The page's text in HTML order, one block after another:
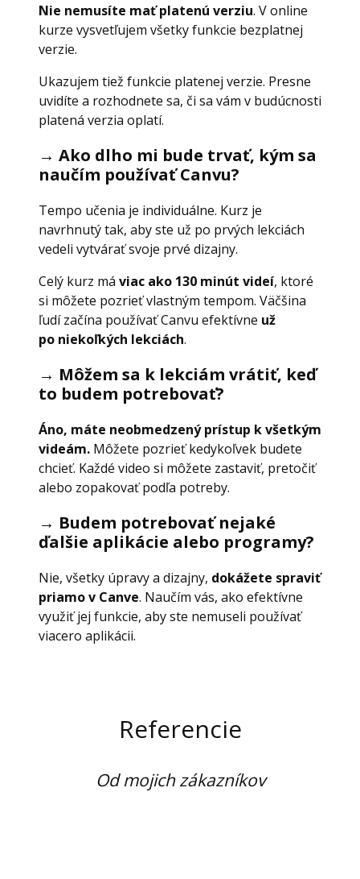
Nie nemusíte mať platenú verziu. V online
kurze vysvetľujem všetky funkcie bezplatnej
verzie.
Ukazujem tiež funkcie platenej verzie. Presne
uvidíte a rozhodnete sa, či sa vám v budúcnosti
platená verzia oplatí.
→ Ako dlho mi bude trvať, kým sa
naučím používať Canvu?
Tempo učenia je individuálne. Kurz je
navrhnutý tak, aby ste už po prvých lekciách
vedeli vytvárať svoje prvé dizajny.
Celý kurz má viac ako 130 minút videí, ktoré
si môžete pozrieť vlastným tempom. Väčšina
ľudí začína používať Canvu efektívne už
po niekoľkých lekciách.
→ Môžem sa k lekciám vrátiť, keď
to budem potrebovať?
Áno, máte neobmedzený prístup k všetkým
videám. Môžete pozrieť kedykoľvek budete
chcieť. Každé video si môžete zastaviť, pretočiť
alebo zopakovať podľa potreby.
→ Budem potrebovať nejaké
ďalšie aplikácie alebo programy?
Nie, všetky úpravy a dizajny, dokážete spraviť
priamo v Canve. Naučím vás, ako efektívne
využiť jej funkcie, aby ste nemuseli používať
viacero aplikácii.
Referencie
Od mojich zákazníkov